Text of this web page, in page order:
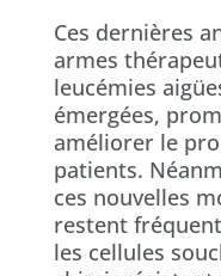
Ces dernières
armes
leucémies
émergées,
améliorer le
patients.
ces nouvelles
restent
les cellules